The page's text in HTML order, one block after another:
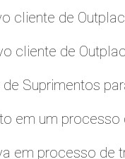
cliente de
cliente de
Suprimentos
em um processo
em processo de